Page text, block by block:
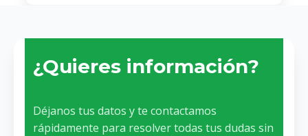
¿Quieres información?
Déjanos tus datos y te contactamos
rápidamente para resolver todas tus dudas sin